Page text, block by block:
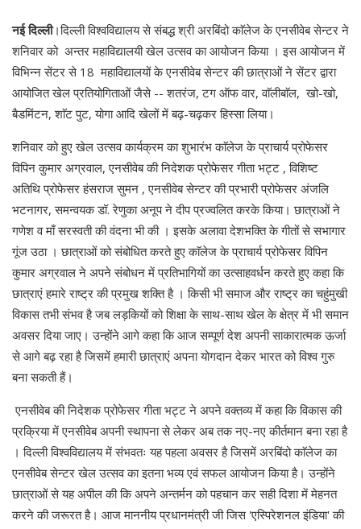
नई दिल्ली।दिल्ली विश्वविद्यालय से संबद्ध श्री अरबिंदो काॅलेज के एनसीवेब सेन्टर ने
शनिवार को अन्तर महाविद्यालयी खेल उत्सव का आयोजन किया । इस आयोजन में
विभिन्न सेंटर से 18 महाविद्यालयों के एनसीवेब सेन्टर की छात्राओं ने सेंटर द्वारा
आयोजित खेल प्रतियोगिताओं जैसे -- शतरंज, टग ऑफ वार, वाॅलीबाॅल, खो-खो,
बैडमिंटन, शाॅट पुट, योगा आदि खेलों में बढ़-चढ़कर हिस्सा लिया।
शनिवार को हुए खेल उत्सव कार्यक्रम का शुभारंभ काॅलेज के प्राचार्य प्रोफेसर
विपिन कुमार अग्रवाल, एनसीवेब की निदेशक प्रोफेसर गीता भट्ट , विशिष्ट
अतिथि प्रोफेसर हंसराज सुमन , एनसीवेब सेन्टर की प्रभारी प्रोफेसर अंजलि
भटनागर, समन्वयक डॉ. रेणुका अनूप ने दीप प्रज्वलित करके किया। छात्राओं ने
गणेश व माँ सरस्वती की वंदना भी की । इसके अलावा देशभक्ति के गीतों से सभागार
गूंज उठा । छात्राओं को संबोधित करते हुए काॅलेज के प्राचार्य प्रोफेसर विपिन
कुमार अग्रवाल ने अपने संबोधन में प्रतिभागियों का उत्साहवर्धन करते हुए कहा कि
छात्राएं हमारे राष्ट्र की प्रमुख शक्ति है । किसी भी समाज और राष्ट्र का चहुंमुखी
विकास तभी संभव है जब लड़कियों को शिक्षा के साथ-साथ खेल के क्षेत्र में भी समान
अवसर दिया जाए। उन्होंने आगे कहा कि आज सम्पूर्ण देश अपनी साकारात्मक ऊर्जा
से आगे बढ़ रहा है जिसमें हमारी छात्राएं अपना योगदान देकर भारत को विश्व गुरु
बना सकती हैं।
एनसीवेब की निदेशक प्रोफेसर गीता भट्ट ने अपने वक्तव्य में कहा कि विकास की
प्रक्रिया में एनसीवेब अपनी स्थापना से लेकर अब तक नए-नए कीर्तमान बना रहा है
। दिल्ली विश्वविद्यालय में संभवतः यह पहला अवसर है जिसमें अरबिंदो काॅलेज का
एनसीवेब सेन्टर खेल उत्सव का इतना भव्य एवं सफल आयोजन किया है। उन्होंने
छात्राओं से यह अपील की कि अपने अन्तर्मन को पहचान कर सही दिशा में मेहनत
करने की जरूरत है। आज माननीय प्रधानमंत्री जी जिस 'एस्पिरेशनल इंडिया' की